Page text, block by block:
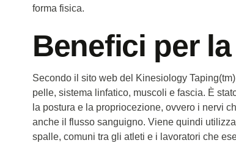
forma fisica.
Benefici per
Secondo il sito web del Kinesiology
pelle, sistema linfatico, muscoli e fascia. È
la postura e la propriocezione, ovvero i nervi
anche il flusso sanguigno. Viene quindi
spalle, comuni tra gli atleti e i lavoratori che